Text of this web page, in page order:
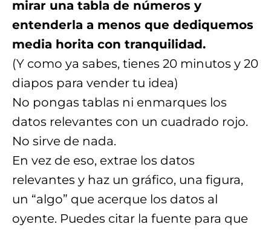
mirar una tabla de números y
entenderla a menos que dediquemos
media horita con tranquilidad.
(Y como ya sabes, tienes 20 minutos y 20
diapos para vender tu idea)
No pongas tablas ni enmarques los
datos relevantes con un cuadrado rojo.
No sirve de nada.
En vez de eso, extrae los datos
relevantes y haz un gráfico, una figura,
un “algo” que acerque los datos al
oyente. Puedes citar la fuente para que